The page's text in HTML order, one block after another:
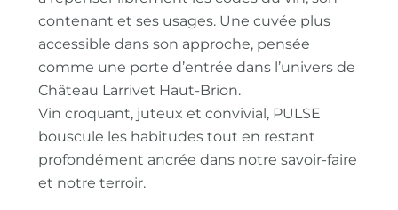
contenant et ses usages. Une cuvée plus
accessible dans son approche, pensée
comme une porte d’entrée dans l’univers de
Château Larrivet Haut-Brion.
Vin croquant, juteux et convivial, PULSE
bouscule les habitudes tout en restant
profondément ancrée dans notre savoir-faire
et notre terroir.